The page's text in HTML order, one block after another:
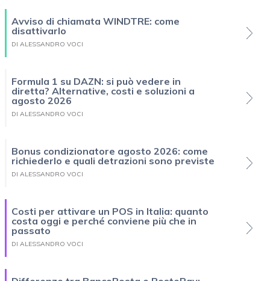
Avviso di chiamata WINDTRE: come
disattivarlo
DI ALESSANDRO VOCI
Formula 1 su DAZN: si può vedere in
diretta? Alternative, costi e soluzioni a
agosto 2026
DI ALESSANDRO VOCI
Bonus condizionatore agosto 2026: come
richiederlo e quali detrazioni sono previste
DI ALESSANDRO VOCI
Costi per attivare un POS in Italia: quanto
costa oggi e perché conviene più che in
passato
DI ALESSANDRO VOCI